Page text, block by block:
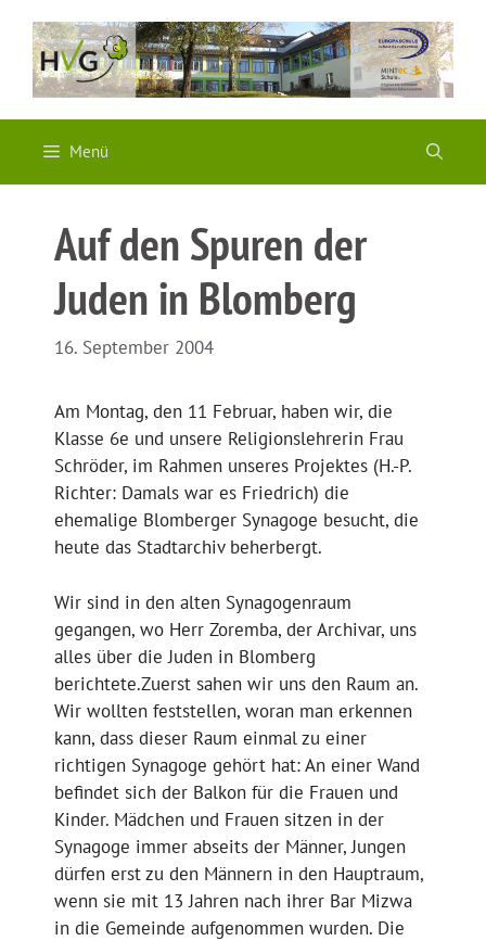
Inhalt
springen
Menü
Auf den Spuren der
Juden in Blomberg
16. September 2004
Am Montag, den 11 Februar, haben wir, die
Klasse 6e und unsere Religionslehrerin Frau
Schröder, im Rahmen unseres Projektes (H.-P.
Richter: Damals war es Friedrich) die
ehemalige Blomberger Synagoge besucht, die
heute das Stadtarchiv beherbergt.
Wir sind in den alten Synagogenraum
gegangen, wo Herr Zoremba, der Archivar, uns
alles über die Juden in Blomberg
berichtete.Zuerst sahen wir uns den Raum an.
Wir wollten feststellen, woran man erkennen
kann, dass dieser Raum einmal zu einer
richtigen Synagoge gehört hat: An einer Wand
befindet sich der Balkon für die Frauen und
Kinder. Mädchen und Frauen sitzen in der
Synagoge immer abseits der Männer, Jungen
dürfen erst zu den Männern in den Hauptraum,
wenn sie mit 13 Jahren nach ihrer Bar Mizwa
in die Gemeinde aufgenommen wurden. Die